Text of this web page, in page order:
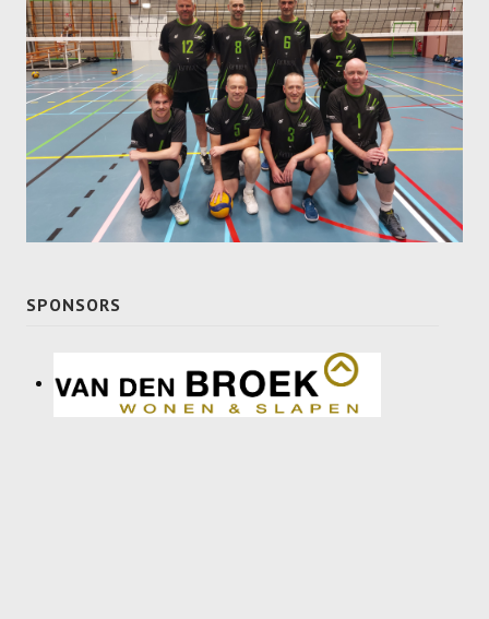
Dames E
Dames F
Heren
Heren A
Heren B
Heren C
Dames Recrea C
SPONSORS